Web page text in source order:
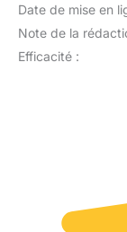
Date de mise en
Note de la
Efficacité :